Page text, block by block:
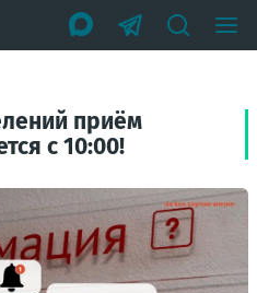
приём
с 10:00!